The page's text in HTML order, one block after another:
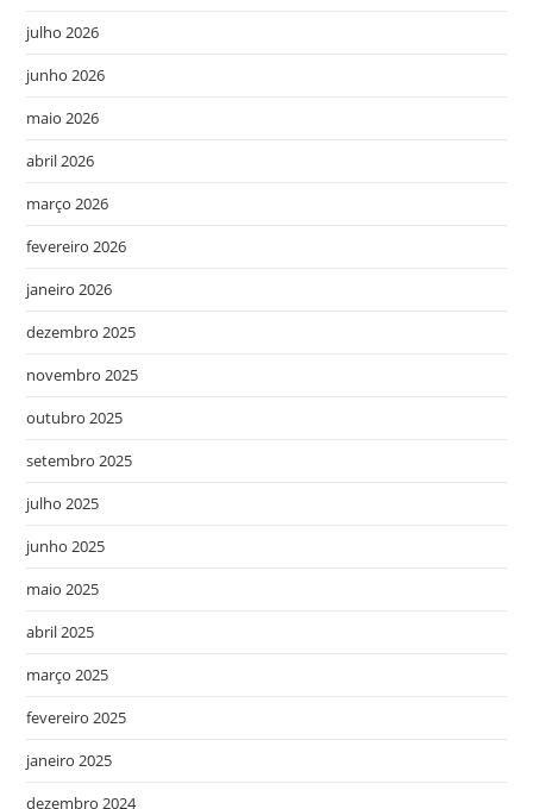
julho 2026
junho 2026
maio 2026
abril 2026
março 2026
fevereiro 2026
janeiro 2026
dezembro 2025
novembro 2025
outubro 2025
setembro 2025
julho 2025
junho 2025
maio 2025
abril 2025
março 2025
fevereiro 2025
janeiro 2025
dezembro 2024